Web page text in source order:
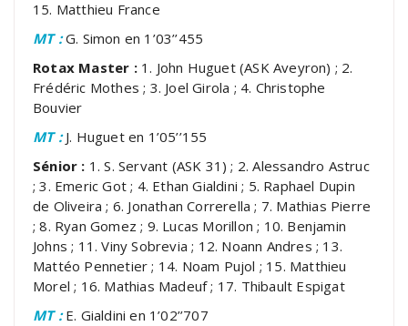
15. Matthieu France
MT :G. Simon en 1’03’’455
Rotax Master :1. John Huguet (ASK Aveyron) ; 2.
Frédéric Mothes ; 3. Joel Girola ; 4. Christophe
Bouvier
MT :J. Huguet en 1’05’’155
Sénior : 1. S. Servant (ASK 31) ; 2. Alessandro Astruc
; 3. Emeric Got ; 4. Ethan Gialdini ; 5. Raphael Dupin
de Oliveira ; 6. Jonathan Correrella ; 7. Mathias Pierre
; 8. Ryan Gomez ; 9. Lucas Morillon ; 10. Benjamin
Johns ; 11. Viny Sobrevia ; 12. Noann Andres ; 13.
Mattéo Pennetier ; 14. Noam Pujol ; 15. Matthieu
Morel ; 16. Mathias Madeuf ; 17. Thibault Espigat
MT :E. Gialdini en 1’02’’707